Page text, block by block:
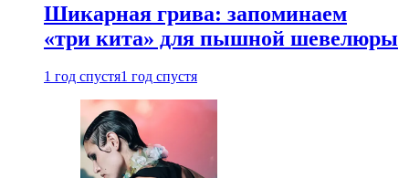
Шикарная грива: запоминаем
«три кита» для пышной шевелюры
1 год спустя1 год спустя